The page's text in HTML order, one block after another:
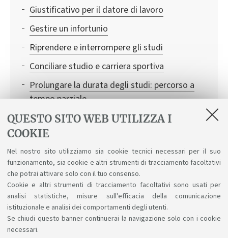
QUESTO SITO WEB UTILIZZA I
COOKIE
Nel nostro sito utilizziamo sia cookie tecnici necessari per il suo
funzionamento, sia cookie e altri strumenti di tracciamento facoltativi
che potrai attivare solo con il tuo consenso.
Cookie e altri strumenti di tracciamento facoltativi sono usati per
analisi statistiche, misure sull'efficacia della comunicazione
istituzionale e analisi dei comportamenti degli utenti.
Se chiudi questo banner continuerai la navigazione solo con i cookie
necessari.
Giustificativo per il datore di lavoro
Gestire un infortunio
Riprendere e interrompere gli studi
Conciliare studio e carriera sportiva
Prolungare la durata degli studi: percorso a
tempo parziale
Attivare una carriera alias
Conciliare studio e lavoro
Rinnovo del permesso di soggiorno
Riconoscimento crediti